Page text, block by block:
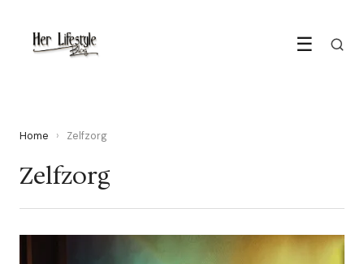
☰
Home › Zelfzorg
Zelfzorg